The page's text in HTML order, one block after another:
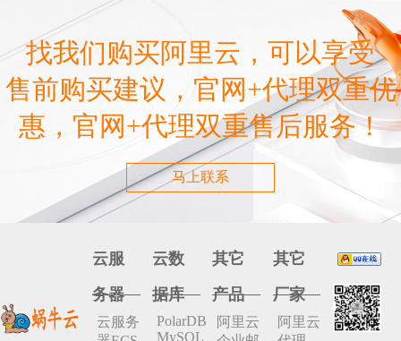
找我们购买阿里云，可以享受
售前购买建议，官网+代理双重优
惠，官网+代理双重售后服务！
马上联系
云服
务器
云服务
云数
据库
PolarDB
MySQL
其它
产品
阿里云
其它
厂家
阿里云